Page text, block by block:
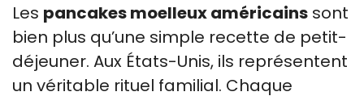
Les pancakes moelleux américains sont
bien plus qu’une simple recette de petit-
déjeuner. Aux États-Unis, ils représentent
un véritable rituel familial. Chaque